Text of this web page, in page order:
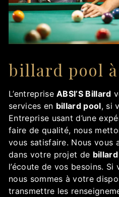
billard pool
L’entrepriseABSI’S Billard
services en billard pool, si
Entreprise usant d’une
faire de qualité, nous
vous satisfaire. Nous vous
dans votre projet de
l’écoute de vos besoins. Si
nous sommes à votre
transmettre les